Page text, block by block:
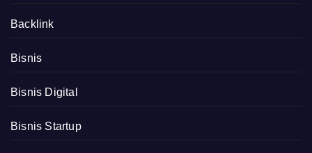
Backlink
Bisnis
Bisnis Digital
Bisnis Startup